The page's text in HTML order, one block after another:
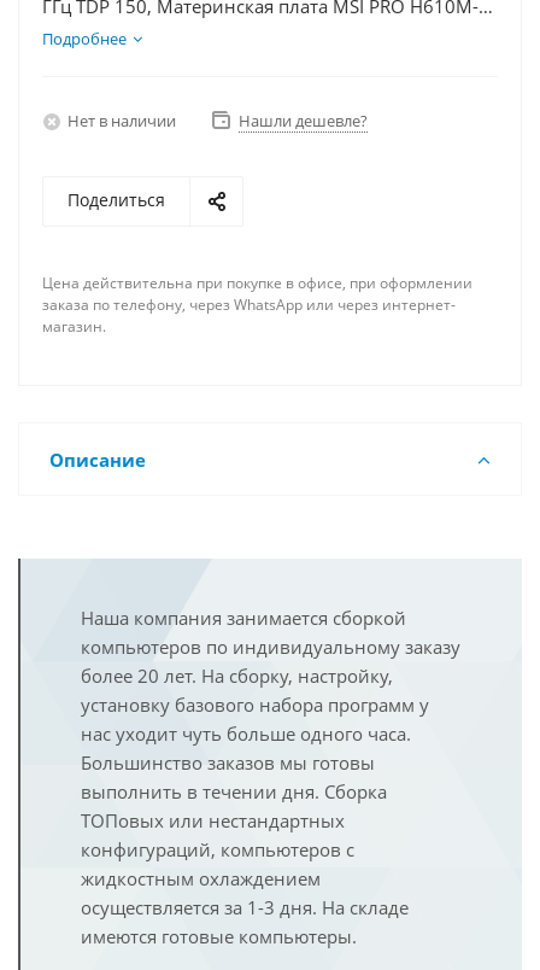
ГГц TDP 150, Материнская плата MSI PRO H610M-E,
Видеокарта RTX 3050 6Гб, Память DDR4 16Gb,
Подробнее
Нет в наличии Нашли дешевле?
Поделиться
Цена действительна при покупке в офисе, при оформлении
заказа по телефону, через WhatsApp или через интернет-
магазин.
Описание
Наша компания занимается сборкой
компьютеров по индивидуальному заказу
более 20 лет. На сборку, настройку,
установку базового набора программ у
нас уходит чуть больше одного часа.
Большинство заказов мы готовы
выполнить в течении дня. Сборка
ТОПовых или нестандартных
конфигураций, компьютеров с
жидкостным охлаждением
осуществляется за 1-3 дня. На складе
имеются готовые компьютеры.